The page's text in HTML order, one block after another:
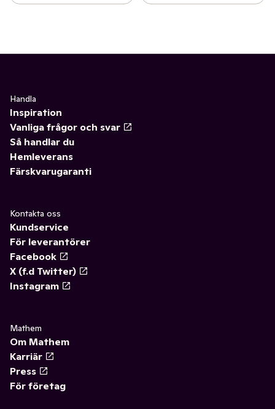
Handla
Inspiration
Vanliga frågor och svar
Så handlar du
Hemleverans
Färskvarugaranti
Kontakta oss
Kundservice
För leverantörer
Facebook
X (f.d Twitter)
Instagram
Mathem
Om Mathem
Karriär
Press
För företag